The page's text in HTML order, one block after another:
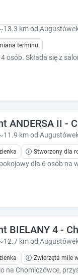
mieszkanie
km od
terminu
ANDERSA II -
km od
Stworzony dla
BIELANY 4 -
km od
Zwierzęta mile